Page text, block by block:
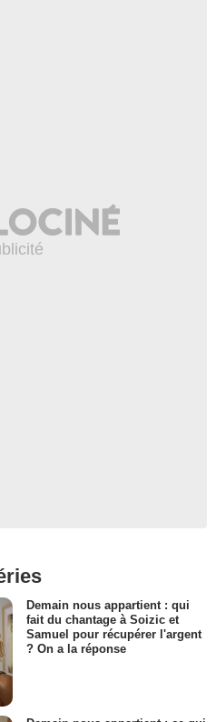
Demain nous appartient : qui
fait du chantage à Soizic et
Samuel pour récupérer l'argent
? On a la réponse